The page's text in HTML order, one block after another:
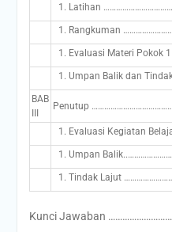
Latihan
Rangkuman
Evaluasi Materi
Umpan Balik dan
BAB
III
Penutup
Evaluasi Kegiatan
Umpan
Tindak Lajut
Kunci Jawaban